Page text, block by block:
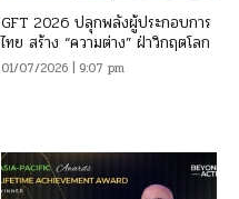
GFT 2026 ปลุกพลังผู้ประกอบการ
ไทย สร้าง “ความต่าง” ฝ่าวิกฤตโลก
01/07/2026 | 9:07 pm